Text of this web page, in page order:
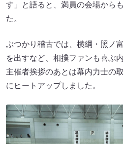
す」と語ると、満員の会場から
た。
ぶつかり稽古では、横綱・照ノ
を出すなど、相撲ファンも喜ぶ
主催者挨拶のあとは幕内力士の
にヒートアップしました。